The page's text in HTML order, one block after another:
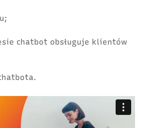
chatbot obsługuje klientów